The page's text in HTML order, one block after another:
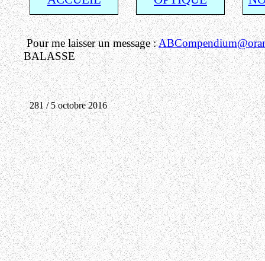
Pour me laisser un message :
BALASSE
281 / 5 octobre 2016